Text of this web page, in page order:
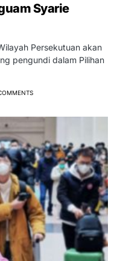
Syarie
Persekutuan akan
pengundi dalam Pilihan